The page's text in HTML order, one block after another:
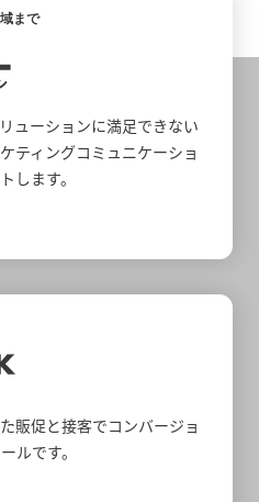
まで
ューションに満足できない
ティングコミュニケーショ
します。
販促と接客でコンバージョ
ルです。